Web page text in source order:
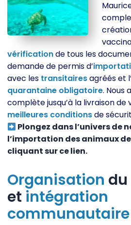
vérificationde tous les
demande de permis d’
avec les transitairesagréés et l’
quarantaine obligatoire. Nous
complète jusqu’à la livraison de
meilleures conditionsde
Plongez dans l’univers de
l’importation des animaux
cliquant sur ce lien.
Organisation
et intégration
communautaire